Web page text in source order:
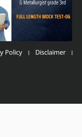
Policy
Disclaimer